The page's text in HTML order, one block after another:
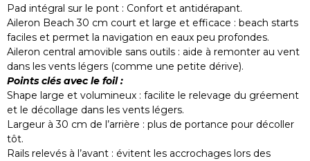
Pad intégral sur le pont : Confort et antidérapant.
Aileron Beach 30 cm court et large et efficace : beach starts
faciles et permet la navigation en eaux peu profondes.
Aileron central amovible sans outils : aide à remonter au vent
dans les vents légers (comme une petite dérive).
Points clés avec le foil :
Shape large et volumineux : facilite le relevage du gréement
et le décollage dans les vents légers.
Largeur à 30 cm de l’arrière : plus de portance pour décoller
tôt.
Rails relevés à l’avant : évitent les accrochages lors des